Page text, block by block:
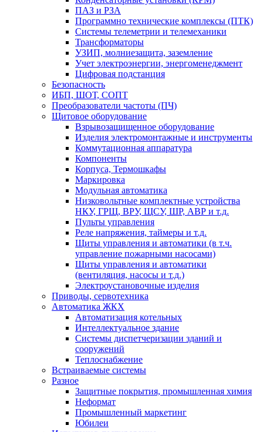
ПАЗ и РЗА
Программно технические комплексы (ПТК)
Системы телеметрии и телемеханики
Трансформаторы
УЗИП, молниезащита, заземление
Учет электроэнергии, энергоменеджмент
Цифровая подстанция
Безопасность
ИБП, ШОТ, СОПТ
Преобразователи частоты (ПЧ)
Щитовое оборудование
Взрывозащищенное оборудование
Изделия электромонтажные и инструменты
Коммутационная аппаратура
Компоненты
Корпуса, Термошкафы
Маркировка
Модульная автоматика
Низковольтные комплектные устройства
НКУ, ГРЩ, ВРУ, ЩСУ, ШР, АВР и т.д.
Пульты управления
Реле напряжения, таймеры и т.д.
Щиты управления и автоматики (в т.ч.
управление пожарными насосами)
Щиты управления и автоматики
(вентиляция, насосы и т.д.)
Электроустановочные изделия
Приводы, сервотехника
Автоматика ЖКХ
Автоматизация котельных
Интеллектуальное здание
Системы диспетчеризации зданий и
сооружений
Теплоснабжение
Встраиваемые системы
Разное
Защитные покрытия, промышленная химия
Неформат
Промышленный маркетинг
Юбилеи